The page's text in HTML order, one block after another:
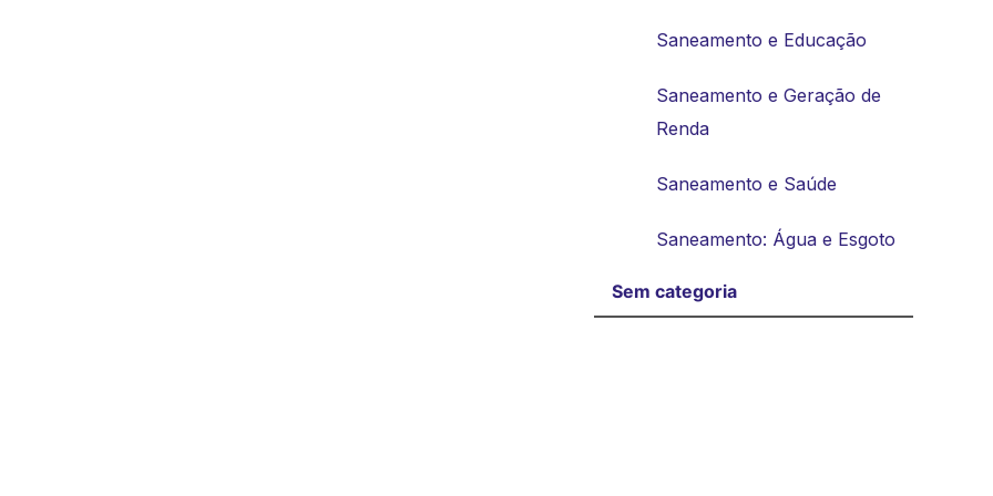
Saneamento e Educação
Saneamento e Geração de
Renda
Saneamento e Saúde
Saneamento: Água e Esgoto
Sem categoria